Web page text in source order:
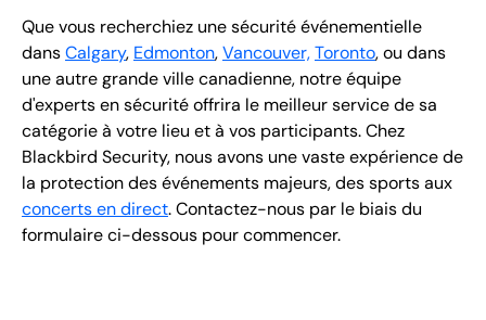
Que vous recherchiez une sécurité événementielle
dansCalgary, Edmonton,Vancouver,Toronto, ou dans
une autre grande ville canadienne, notre équipe
d'experts en sécurité offrira le meilleur service de sa
catégorie à votre lieu et à vos participants. Chez
Blackbird Security, nous avons une vaste expérience de
la protection des événements majeurs, des sports aux
concerts en direct. Contactez-nous par le biais du
formulaire ci-dessous pour commencer.